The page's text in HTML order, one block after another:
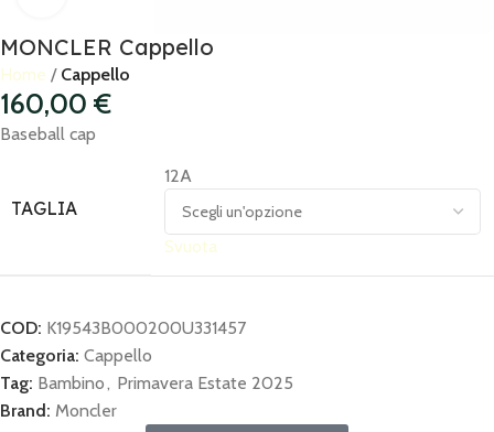
MONCLER Cappello
Home Cappello
160,00 €
Baseball cap
TAGLIA
12A
Svuota
COD: K19543B000200U331457
Categoria: Cappello
Tag: Bambino, Primavera Estate 2025
Brand: Moncler